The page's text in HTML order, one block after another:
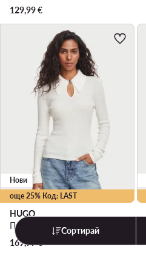
129,99€
още 25% Код: LAST
Нови
HUGO
Пуловер · Кремав · Slim Fit
169,99€
Сортирай